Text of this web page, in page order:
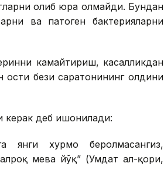
олиб юра олмайди. Бундан
ва патоген бактерияларни
камайтириш, касалликдан
бези саратонининг олдини
керак деб ишонилади:
янги хурмо беролмасангиз,
мева йўқ” (Умдат ал-қори,